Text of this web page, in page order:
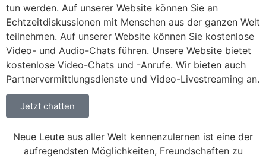
tun werden. Auf unserer Website können Sie an
Echtzeitdiskussionen mit Menschen aus der ganzen Welt
teilnehmen. Auf unserer Website können Sie kostenlose
Video- und Audio-Chats führen. Unsere Website bietet
kostenlose Video-Chats und -Anrufe. Wir bieten auch
Partnervermittlungsdienste und Video-Livestreaming an.
Jetzt chatten
Neue Leute aus aller Welt kennenzulernen ist eine der
aufregendsten Möglichkeiten, Freundschaften zu